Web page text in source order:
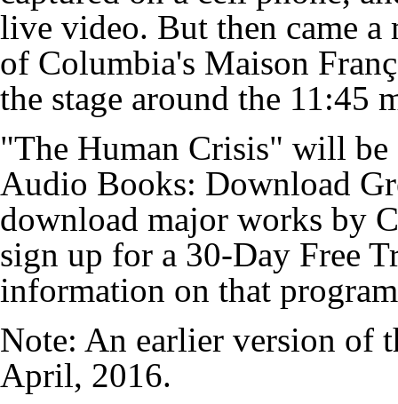
live video. But then came a
of Columbia's Maison
the stage around the 11:45
"The Human Crisis" will be
Audio Books: Download
download major works by
sign up for a 30-Day Free
information on that
Note: An earlier version of
April, 2016.